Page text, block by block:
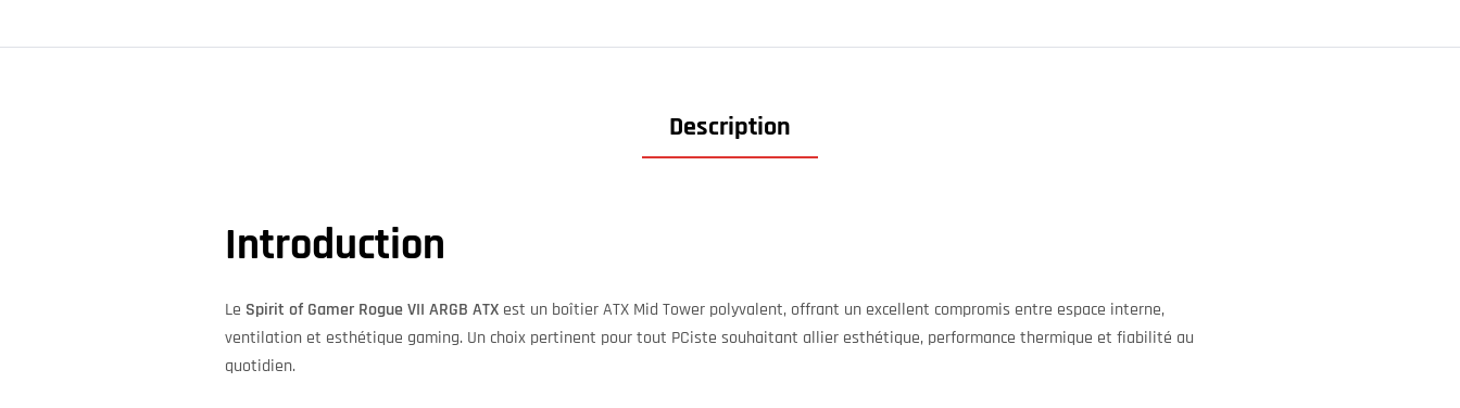
Description
Introduction
Le Spirit of Gamer Rogue VII ARGB ATX est un boîtier ATX Mid Tower polyvalent, offrant un excellent compromis entre espace interne,
ventilation et esthétique gaming. Un choix pertinent pour tout PCiste souhaitant allier esthétique, performance thermique et fiabilité au
quotidien.